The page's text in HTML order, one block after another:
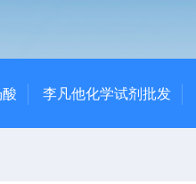
李凡他化学试剂批发